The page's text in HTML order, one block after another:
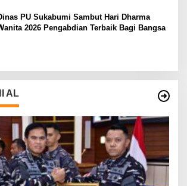
PU Sukabumi Sambut Hari Dharma
2026 Pengabdian Terbaik Bagi Bangsa
AL